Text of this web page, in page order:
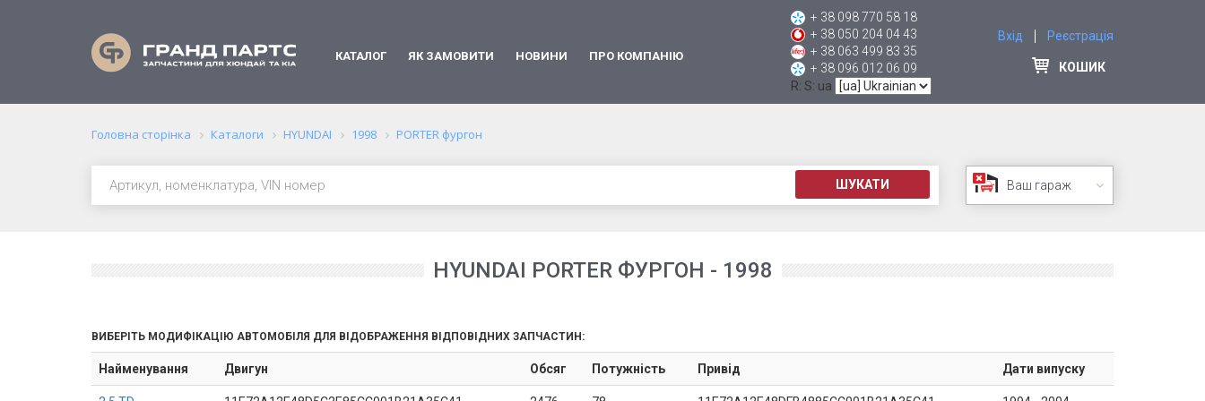
КАТАЛОГ ЯК ЗАМОВИТИ НОВИНИ ПРО КОМПАНІЮ
+ 38 098 770 58 18
+ 38 050 204 04 43
+ 38 063 499 83 35
+ 38 096 012 06 09
R: S: ua
Вхід Реєстрація
КОШИК
Головна сторінка Каталоги HYUNDAI 1998 PORTER фургон
ШУКАТИ Ваш гараж
HYUNDAI PORTER ФУРГОН - 1998
ВИБЕРІТЬ МОДИФІКАЦІЮ АВТОМОБІЛЯ ДЛЯ ВІДОБРАЖЕННЯ ВІДПОВІДНИХ ЗАПЧАСТИН:
Найменування Двигун Обсяг Потужність Привід Дати випуску